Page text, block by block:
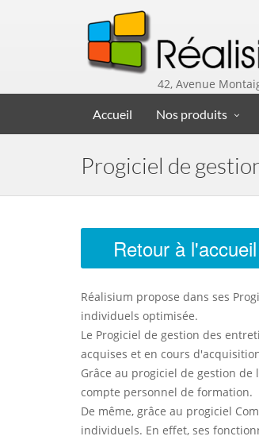
42, Avenue
Accueil
Nos produits
Progiciel de
Retour à l'accueil
Réalisium propose dans ses
individuels optimisée.
Le Progiciel de gestion des
acquises et en cours
Grâce au progiciel de gestion
compte personnel de formation.
De même, grâce au progiciel
individuels. En effet, ses